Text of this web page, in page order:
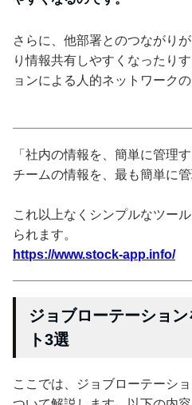
さらに、他部署とのつながり
り情報共有しやすくなったり
ョンによる人的ネットワーク
「社内の情報を、簡単に管理
チームの情報を、最も簡単に
これ以上なくシンプルなツー
られます。
https://www.stock-app.info/
ジョブローテーショ
ト3選
ここでは、ジョブローテーシ